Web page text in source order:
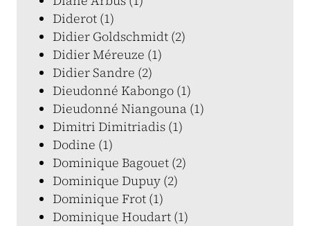
Diderot (1)
Didier Goldschmidt (2)
Didier Méreuze (1)
Didier Sandre (2)
Dieudonné Kabongo (1)
Dieudonné Niangouna (1)
Dimitri Dimitriadis (1)
Dodine (1)
Dominique Bagouet (2)
Dominique Dupuy (2)
Dominique Frot (1)
Dominique Houdart (1)